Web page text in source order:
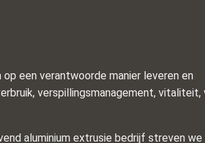
een verantwoorde manier leveren en
verspillingsmanagement, vitaliteit,
aluminium extrusie bedrijf streven we